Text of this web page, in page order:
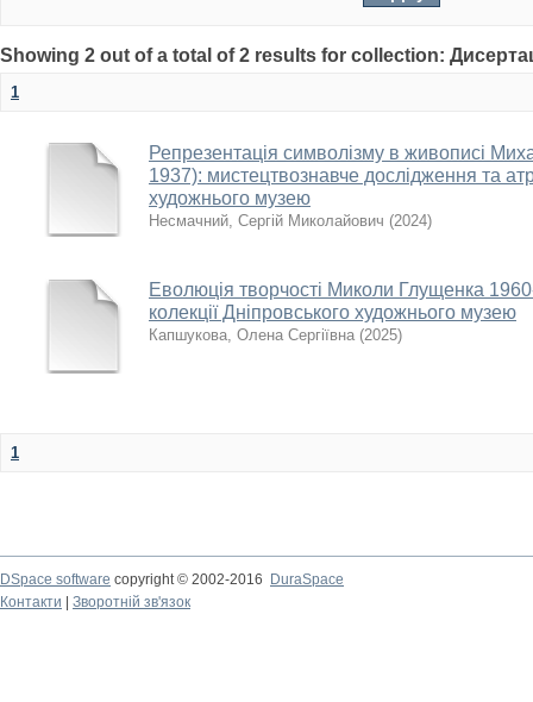
Showing 2 out of a total of 2 results for collection:
1
Репрезентація символізму в живописі
1937): мистецтвознавче дослідження та
художнього музею
Несмачний, Сергій Миколайович (2024)
Еволюція творчості Миколи Глущенка
колекції Дніпровського художнього музею
Капшукова, Олена Сергіївна (2025)
1
DSpace software copyright © 2002-2016
DuraSpace
Контакти
Зворотній зв'язок